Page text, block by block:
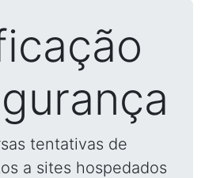
tentativas de
a sites hospedados